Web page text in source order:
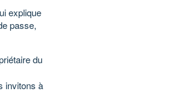
explique
passe,
du
invitons à